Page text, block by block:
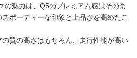
の魅力は、Q5のプレミアム感はそのま
ポーティーな印象と上品さを高めたこ
質の高さはもちろん、走行性能が高い